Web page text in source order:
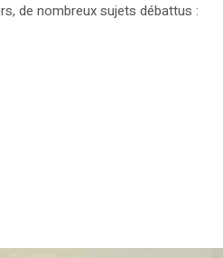
de nombreux sujets débattus :